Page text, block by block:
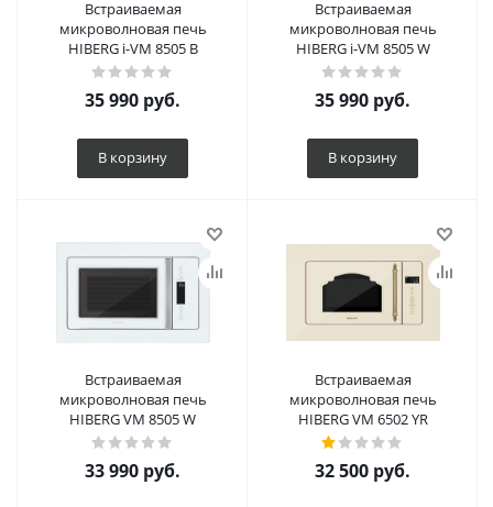
Встраиваемая
микроволновая печь
HIBERG i-VM 8505 B
35 990 руб.
В корзину
Встраиваемая
микроволновая печь
HIBERG i-VM 8505 W
35 990 руб.
В корзину
Встраиваемая
микроволновая печь
HIBERG VM 8505 W
33 990 руб.
Встраиваемая
микроволновая печь
HIBERG VM 6502 YR
32 500 руб.